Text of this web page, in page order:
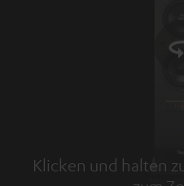
Klicken und halten